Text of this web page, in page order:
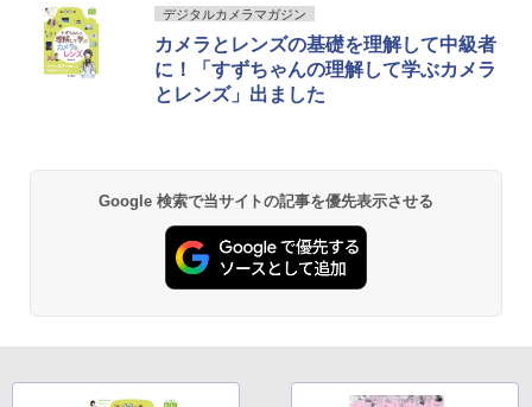
デジタルカメラマガジン
カメラとレンズの基礎を理解して中級者
に！「すずちゃんの理解して学ぶカメラ
とレンズ」出ました
Google 検索で当サイトの記事を優先表示させる